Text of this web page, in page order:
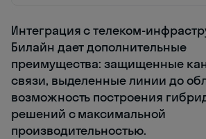
Интеграция с телеком-
Билайн дает дополнительные
преимущества: защищенные
связи, выделенные линии до
возможность построения
решений с максимальной
производительностью.